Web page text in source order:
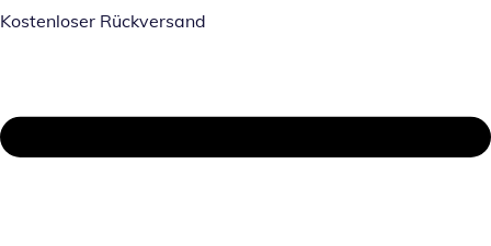
Kostenloser Rückversand